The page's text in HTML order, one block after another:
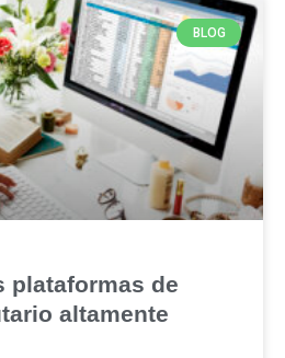
BLOG
plataformas de
altamente